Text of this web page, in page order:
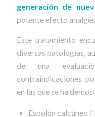
generación de
potente efecto
Este tratamiento
diversas patologías,
de una
contraindicaciones
en las que se ha
Espolón calcáneo